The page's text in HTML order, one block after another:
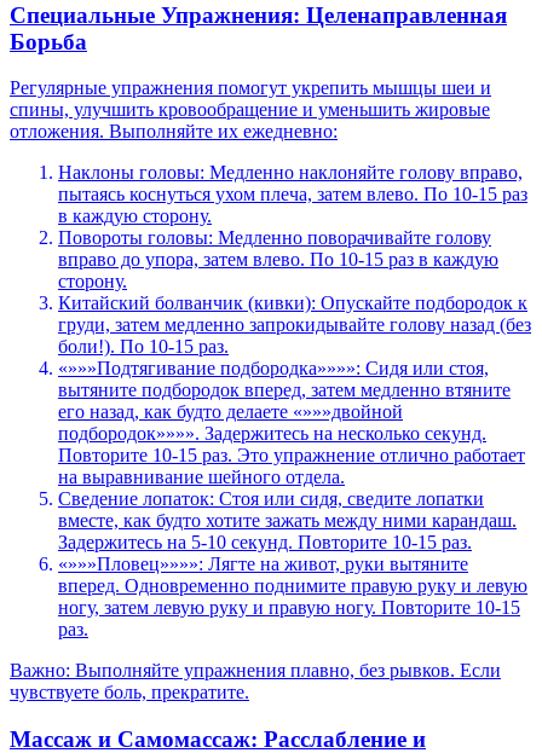
Специальные Упражнения: Целенаправленная
Борьба
Регулярные упражнения помогут укрепить мышцы шеи и
спины, улучшить кровообращение и уменьшить жировые
отложения. Выполняйте их ежедневно:
Наклоны головы: Медленно наклоняйте голову вправо,
пытаясь коснуться ухом плеча, затем влево. По 10-15 раз
в каждую сторону.
Повороты головы: Медленно поворачивайте голову
вправо до упора, затем влево. По 10-15 раз в каждую
сторону.
Китайский болванчик (кивки): Опускайте подбородок к
груди, затем медленно запрокидывайте голову назад (без
боли!). По 10-15 раз.
«»»»Подтягивание подбородка»»»»: Сидя или стоя,
вытяните подбородок вперед, затем медленно втяните
его назад, как будто делаете «»»»двойной
подбородок»»»». Задержитесь на несколько секунд.
Повторите 10-15 раз. Это упражнение отлично работает
на выравнивание шейного отдела.
Сведение лопаток: Стоя или сидя, сведите лопатки
вместе, как будто хотите зажать между ними карандаш.
Задержитесь на 5-10 секунд. Повторите 10-15 раз.
«»»»Пловец»»»»: Лягте на живот, руки вытяните
вперед. Одновременно поднимите правую руку и левую
ногу, затем левую руку и правую ногу. Повторите 10-15
раз.
Важно: Выполняйте упражнения плавно, без рывков. Если
чувствуете боль, прекратите.
Массаж и Самомассаж: Расслабление и